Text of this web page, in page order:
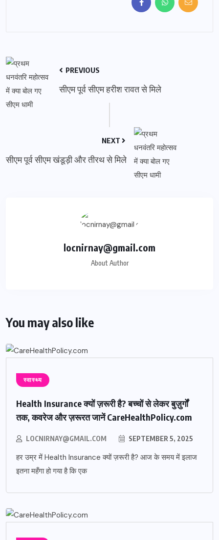
PREVIOUS
सीएम पूर्व सीएम हरीश रावत से मिले
NEXT
सीएम पूर्व सीएम खंडूड़ी और तीरथ से मिले
locnirnay@gmail.com
About Author
You may also like
स्वास्थ्य
Health Insurance क्यों ज़रूरी है? बच्चों से लेकर बुज़ुर्गों
तक, कवरेज और ज़रूरत जानें CareHealthPolicy.com
LOCNIRNAY@GMAIL.COM SEPTEMBER 5, 2025
हर उम्र में Health Insurance क्यों ज़रूरी है? आज के समय में इलाज
इतना महँगा हो गया है कि एक